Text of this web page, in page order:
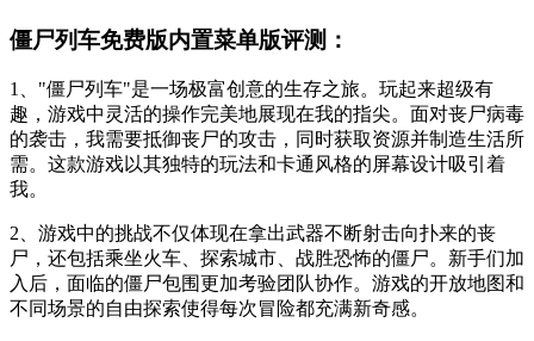
僵尸列车免费版内置菜单版评测：
1、"僵尸列车"是一场极富创意的生存之旅。玩起来超级有
趣，游戏中灵活的操作完美地展现在我的指尖。面对丧尸病毒
的袭击，我需要抵御丧尸的攻击，同时获取资源并制造生活所
需。这款游戏以其独特的玩法和卡通风格的屏幕设计吸引着
我。
2、游戏中的挑战不仅体现在拿出武器不断射击向扑来的丧
尸，还包括乘坐火车、探索城市、战胜恐怖的僵尸。新手们加
入后，面临的僵尸包围更加考验团队协作。游戏的开放地图和
不同场景的自由探索使得每次冒险都充满新奇感。